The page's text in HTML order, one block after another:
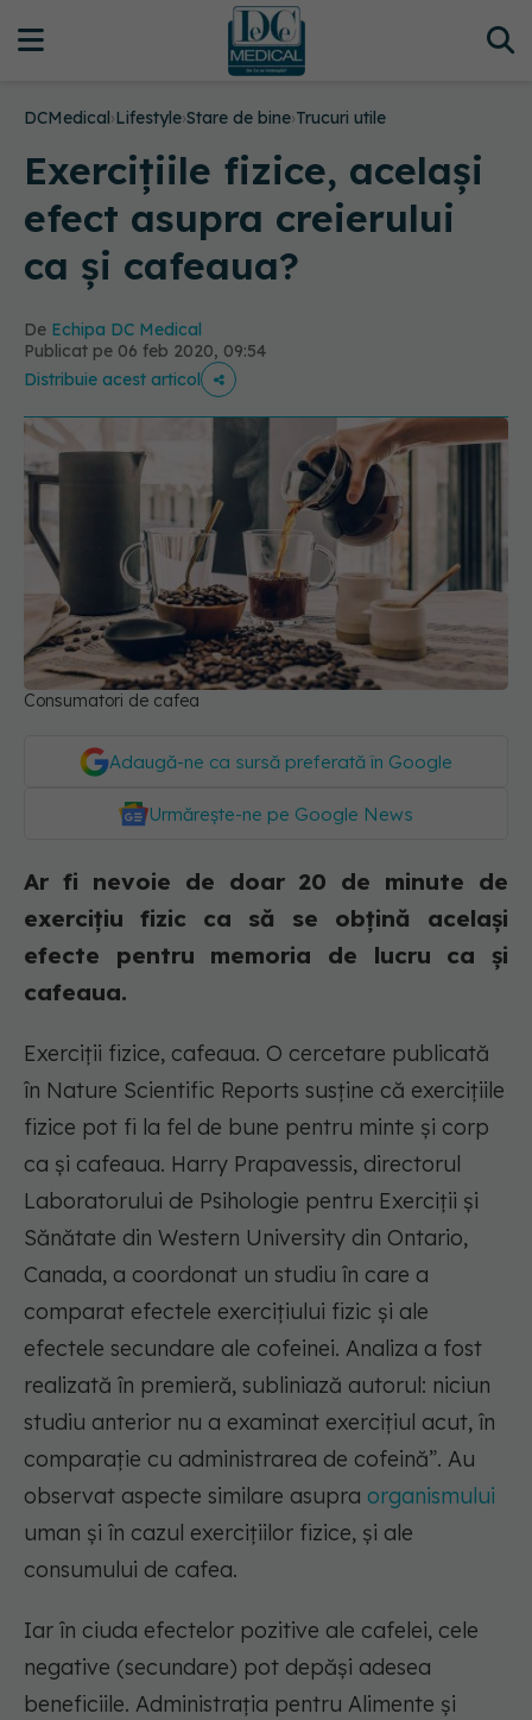
DCMedical›Lifestyle›Stare de bine›Trucuri utile
Exercițiile fizice, același
efect asupra creierului
ca și cafeaua?
De Echipa DC Medical
Publicat pe 06 feb 2020, 09:54
Distribuie acest articol
Consumatori de cafea
Adaugă-ne ca sursă preferată în Google
Urmărește-ne pe Google News
Ar fi nevoie de doar 20 de minute de
exercițiu fizic ca să se obțină același
efecte pentru memoria de lucru ca și
cafeaua.
Exerciții fizice, cafeaua. O cercetare publicată
în Nature Scientific Reports susține că exercițiile
fizice pot fi la fel de bune pentru minte și corp
ca și cafeaua. Harry Prapavessis, directorul
Laboratorului de Psihologie pentru Exerciții și
Sănătate din Western University din Ontario,
Canada, a coordonat un studiu în care a
comparat efectele exercițiului fizic și ale
efectele secundare ale cofeinei. Analiza a fost
realizată în premieră, subliniază autorul: niciun
studiu anterior nu a examinat exercițiul acut, în
comparație cu administrarea de cofeină”. Au
observat aspecte similare asupra organismului
uman și în cazul exercițiilor fizice, și ale
consumului de cafea.
Iar în ciuda efectelor pozitive ale cafelei, cele
negative (secundare) pot depăși adesea
beneficiile. Administrația pentru Alimente și